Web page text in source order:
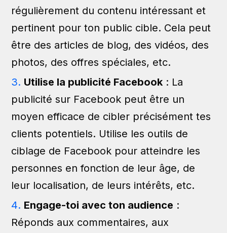
régulièrement du contenu intéressant et
pertinent pour ton public cible. Cela peut
être des articles de blog, des vidéos, des
photos, des offres spéciales, etc.
Utilise la publicité Facebook : La
publicité sur Facebook peut être un
moyen efficace de cibler précisément tes
clients potentiels. Utilise les outils de
ciblage de Facebook pour atteindre les
personnes en fonction de leur âge, de
leur localisation, de leurs intérêts, etc.
Engage-toi avec ton audience :
Réponds aux commentaires, aux